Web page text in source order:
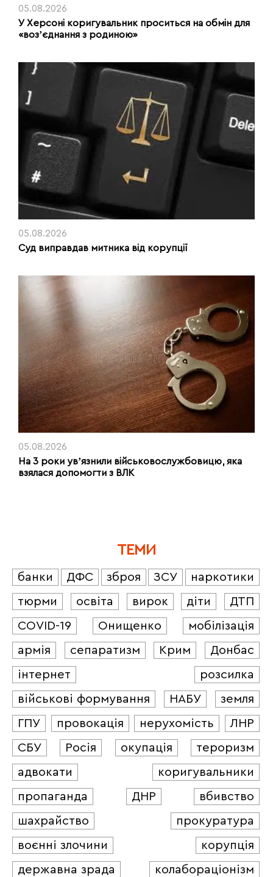
05.08.2026
У Херсоні коригувальник проситься на обмін для
«возʼєднання з родиною»
05.08.2026
Суд виправдав митника від корупції
05.08.2026
На 3 роки увʼязнили військовослужбовицю, яка
взялася допомогти з ВЛК
ТЕМИ
банки ДФС зброя ЗСУ
наркотики
тюрми
освіта вирок діти
ДТП
COVID-19
Онищенко
мобілізація
армія
сепаратизм Крим
Донбас
інтернет
розсилка
військові формування
НАБУ
земля
ГПУ
провокація нерухомість
ЛНР
СБУ
Росія окупація
тероризм
адвокати
коригувальники
пропаганда
ДНР
вбивство
шахрайство
прокуратура
воєнні злочини
корупція
державна зрада
колабораціонізм